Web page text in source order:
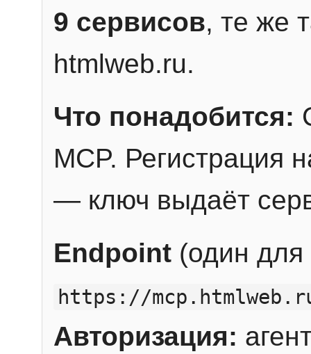
9 сервисов, те же
htmlweb.ru.
Что понадобится:
MCP. Регистрация
— ключ выдаёт
Endpoint (один для
https://
Авторизация: